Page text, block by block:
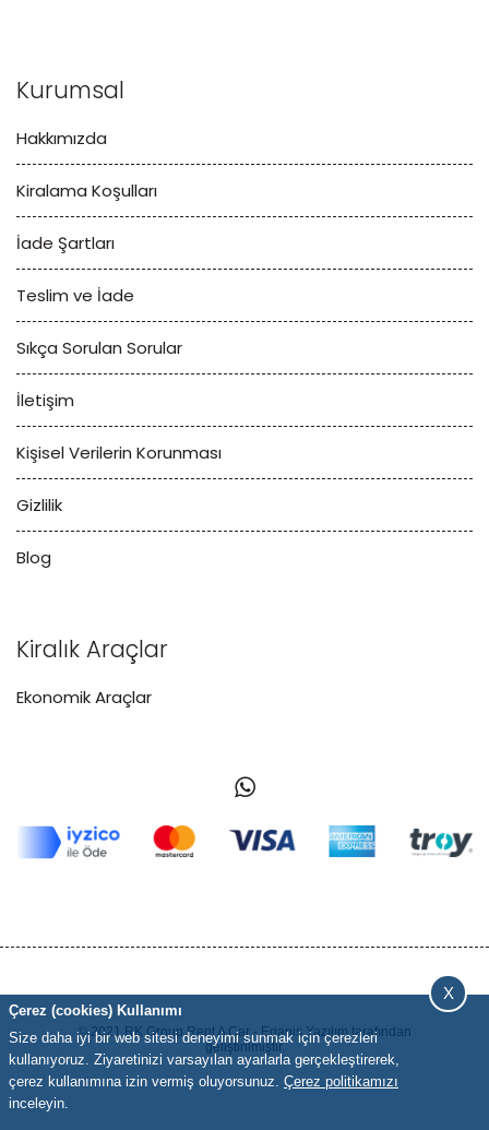
Kurumsal
Hakkımızda
Kiralama Koşulları
İade Şartları
Teslim ve İade
Sıkça Sorulan Sorular
İletişim
Kişisel Verilerin Korunması
Gizlilik
Blog
Kiralık Araçlar
Ekonomik Araçlar
© 2021 RK Group Rent A Car - Eganis Yazılım tarafından
geliştirilmiştir.
Çerez (cookies) Kullanımı
Size daha iyi bir web sitesi deneyimi sunmak için çerezleri
kullanıyoruz. Ziyaretinizi varsayılan ayarlarla gerçekleştirerek,
çerez kullanımına izin vermiş oluyorsunuz. Çerez politikamızı
inceleyin.
X